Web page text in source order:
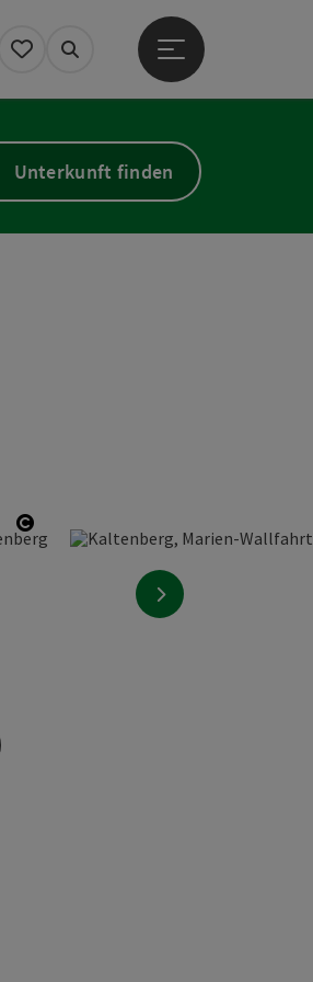
Mein Merkzettel
Suchen
Hauptmenü öffnen
Unterkunft finden
Copyright öffnen
nächstes Element